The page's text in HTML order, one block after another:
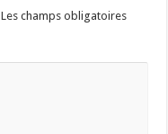
Les champs obligatoires